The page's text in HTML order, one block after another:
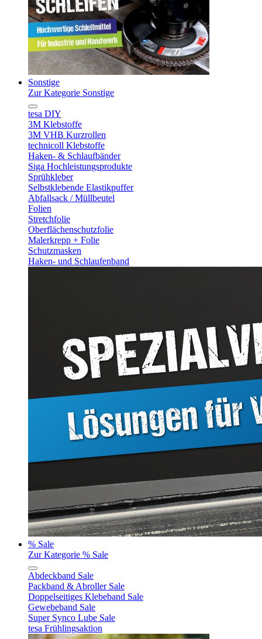
Sonstige
Zur Kategorie Sonstige
tesa DIY
3M Klebstoffe
3M VHB Kurzrollen
technicoll Klebstoffe
Haken- & Schlaufbänder
Siga Hochleistungsprodukte
Sprühkleber
Selbstklebende Elastikpuffer
Abfallsack / Müllbeutel
Folien
Stretchfolie
Oberflächenschutzfolie
Malerkrepp + Folie
Schutzmasken
Haken- und Schlaufenband
% Sale
Zur Kategorie % Sale
Abdeckband Sale
Packband & Abroller Sale
Doppelseitiges Klebeband Sale
Gewebeband Sale
Super Synco Lube Sale
tesa Frühlingsaktion